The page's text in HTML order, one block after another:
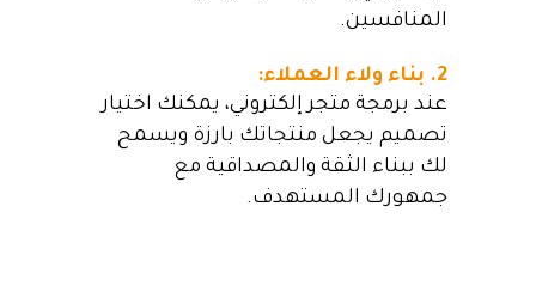
المنافسين.
2. بناء ولاء العملاء:
عند برمجة متجر إلكتروني، يمكنك اختيار
تصميم يجعل منتجاتك بارزة ويسمح
لك ببناء الثقة والمصداقية مع
جمهورك المستهدف.